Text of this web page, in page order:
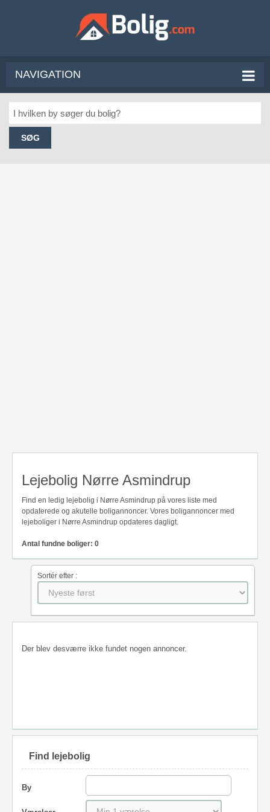
NAVIGATION
SØG
Lejebolig Nørre Asmindrup
Find en ledig lejebolig i Nørre Asmindrup på vores liste med
opdaterede og akutelle boligannoncer. Vores boligannoncer med
lejeboliger i Nørre Asmindrup opdateres dagligt.
Antal fundne boliger: 0
Sortér efter :
Der blev desværre ikke fundet nogen annoncer.
Find lejebolig
By